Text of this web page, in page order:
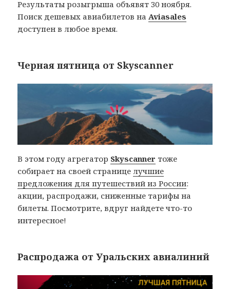
Результаты розыгрыша объявят 30 ноября.
Поиск дешевых авиабилетов наAviasales
доступен в любое время.
Черная пятница от Skyscanner
В этом году агрегатор Skyscanner тоже
собирает на своей странице лучшие
предложения для путешествий из России:
акции, распродажи, сниженные тарифы на
билеты. Посмотрите, вдруг найдете что-то
интересное!
Распродажа от Уральских авиалиний